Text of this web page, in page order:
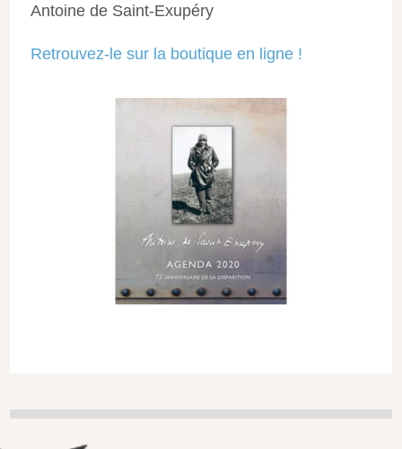
Antoine de Saint-Exupéry
Retrouvez-le sur la boutique en ligne !